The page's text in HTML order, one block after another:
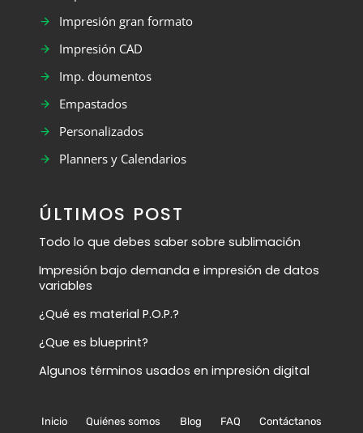
Impresión gran formato
Impresión CAD
Imp. doumentos
Empastados
Personalizados
Planners y Calendarios
ÚLTIMOS POST
Todo lo que debes saber sobre sublimación
Impresión bajo demanda e impresión de datos
variables
¿Qué es material P.O.P.?
¿Que es blueprint?
Algunos términos usados en impresión digital
Inicio Quiénes somos Blog FAQ Contáctanos